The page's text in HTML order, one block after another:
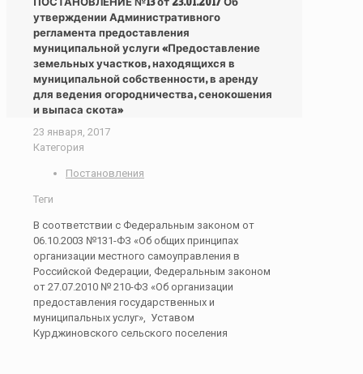
утверждении Административного
регламента предоставления
муниципальной услуги «Предоставление
земельных участков, находящихся в
муниципальной собственности, в аренду
для ведения огородничества, сенокошения
и выпаса скота»
23 января, 2017
Категория
Постановления
Теги
В соответствии с Федеральным законом от
06.10.2003 №131-ФЗ «Об общих принципах
организации местного самоуправления в
Российской Федерации, Федеральным законом
от 27.07.2010 № 210-ФЗ «Об организации
предоставления государственных и
муниципальных услуг», Уставом
Курджиновского сельского поселения